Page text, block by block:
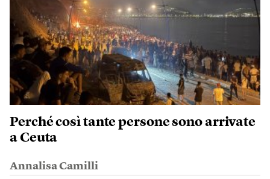
Perché così tante persone sono arrivate
a Ceuta
Annalisa Camilli